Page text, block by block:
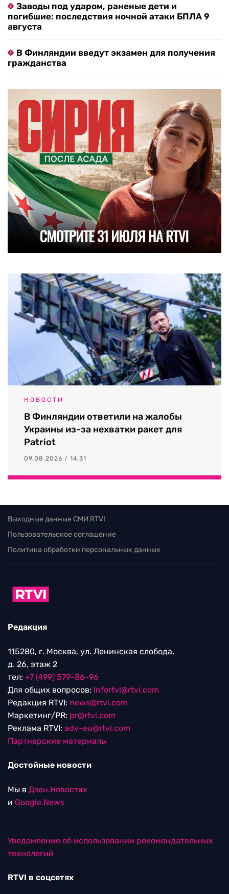
Заводы под ударом, раненые дети и
погибшие: последствия ночной атаки БПЛА 9
августа
В Финляндии введут экзамен для получения
гражданства
НОВОСТИ
В Финляндии ответили на жалобы
Украины из-за нехватки ракет для
Patriot
09.08.2026 / 14:31
Выходные данные СМИ RTVI
Пользовательское соглашение
Политика обработки персональных данных
Редакция
115280, г. Москва, ул. Ленинская слобода,
д. 26, этаж 2
тел: +7 (499) 579-86-96
Для общих вопросов: Infortvi@rtvi.com
Редакция RTVI: news@rtvi.com
Маркетинг/PR: pr@rtvi.com
Реклама RTVI: adv-eu@rtvi.com
Партнерские материалы
Достойные новости
Мы в Дзен.Новостях
и Google.News
Уведомление об использовании рекомендательных
технологий
RTVI в соцсетях